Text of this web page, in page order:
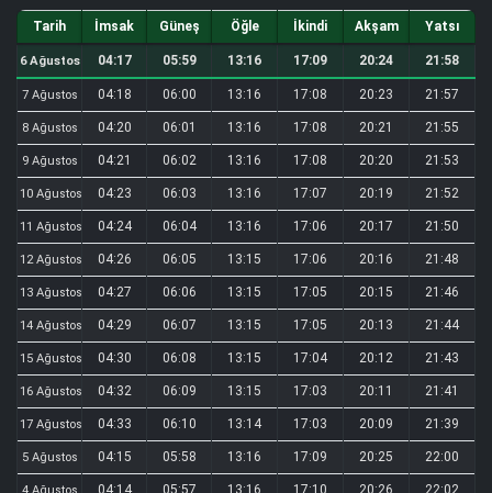
Tarih İmsak Güneş Öğle İkindi Akşam Yatsı
6 Ağustos 04:17 05:59 13:16 17:09 20:24 21:58
7 Ağustos 04:18 06:00 13:16 17:08 20:23 21:57
8 Ağustos 04:20 06:01 13:16 17:08 20:21 21:55
9 Ağustos 04:21 06:02 13:16 17:08 20:20 21:53
10 Ağustos 04:23 06:03 13:16 17:07 20:19 21:52
11 Ağustos 04:24 06:04 13:16 17:06 20:17 21:50
12 Ağustos 04:26 06:05 13:15 17:06 20:16 21:48
13 Ağustos 04:27 06:06 13:15 17:05 20:15 21:46
14 Ağustos 04:29 06:07 13:15 17:05 20:13 21:44
15 Ağustos 04:30 06:08 13:15 17:04 20:12 21:43
16 Ağustos 04:32 06:09 13:15 17:03 20:11 21:41
17 Ağustos 04:33 06:10 13:14 17:03 20:09 21:39
5 Ağustos 04:15 05:58 13:16 17:09 20:25 22:00
04:14 05:57 13:16 17:10 20:26 22:02